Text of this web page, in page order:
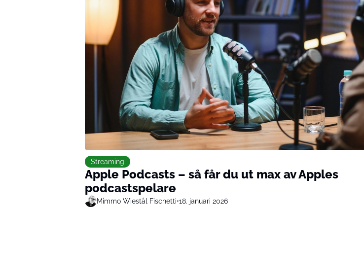
Streaming
Apple Podcasts – så får du ut max av Apples
podcastspelare
Mimmo Wiestål Fischetti•18. januari 2026